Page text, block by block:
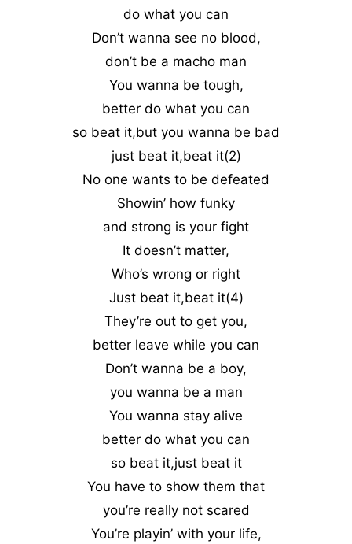
do what you can
Don’t wanna see no blood,
don’t be a macho man
You wanna be tough,
better do what you can
so beat it,but you wanna be bad
just beat it,beat it(2)
No one wants to be defeated
Showin’ how funky
and strong is your fight
It doesn’t matter,
Who’s wrong or right
Just beat it,beat it(4)
They’re out to get you,
better leave while you can
Don’t wanna be a boy,
you wanna be a man
You wanna stay alive
better do what you can
so beat it,just beat it
You have to show them that
you’re really not scared
You’re playin’ with your life,